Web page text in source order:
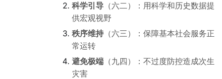
科学引导（六二）：用科学和历史数据提
供宏观视野
秩序维持（六三）：保障基本社会服务正
常运转
避免极端（九四）：不过度防控造成次生
灾害